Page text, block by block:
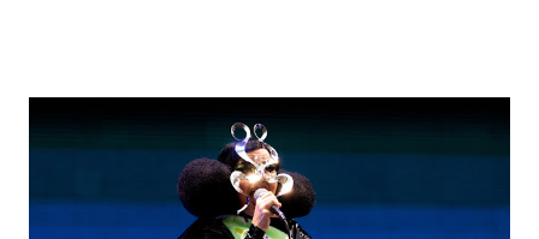
entrevista ao podcast Sonic Symbolism: "Eu só poderia
fazer isso com algum tipo de senso de humor,
transformando-o em algo como uma história de mitologia.
O álbum tem melodias e coisas que eu escrevi durante anos,